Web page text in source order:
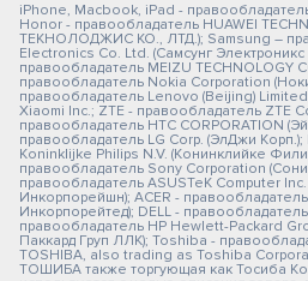
iPhone, Macbook, iPad -
Honor - правообладатель HUAWEI
ТЕКНОЛОДЖИС КО., ЛТД.); Samsung –
Electronics Co. Ltd. (Самсунг Электроникс
правообладатель MEIZU TECHNOLOGY
правообладатель Nokia Corporation
правообладатель Lenovo (Beijing)
Xiaomi Inc.; ZTE - правообладатель ZTE
правообладатель HTC CORPORATION
правообладатель LG Corp. (ЭлДжи
Koninklijke Philips N.V. (Конинклийке
правообладатель Sony Corporation
правообладатель ASUSTeK Computer
Инкорпорейшн); ACER -
Инкорпорейтед); DELL -
правообладатель HP Hewlett-Packard
Паккард Груп ЛЛК); Toshiba -
TOSHIBA, also trading as Toshiba
ТОШИБА также торгующая как Тосиба